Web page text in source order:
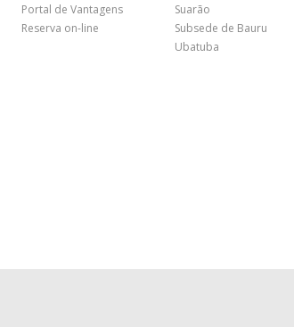
Portal de Vantagens
Reserva on-line
Suarão
Subsede de Bauru
Ubatuba